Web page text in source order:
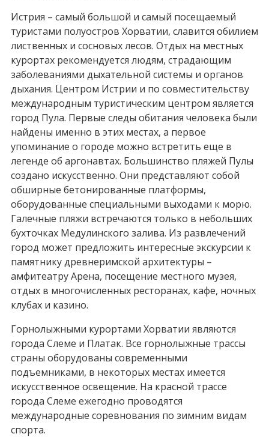
Истрия – самый большой и самый посещаемый
туристами полуостров Хорватии, славится обилием
лиственных и сосновых лесов. Отдых на местных
курортах рекомендуется людям, страдающим
заболеваниями дыхательной системы и органов
дыхания. Центром Истрии и по совместительству
международным туристическим центром является
город Пула. Первые следы обитания человека были
найдены именно в этих местах, а первое
упоминание о городе можно встретить еще в
легенде об аргонавтах. Большинство пляжей Пулы
создано искусственно. Они представляют собой
обширные бетонированные платформы,
оборудованные специальными выходами к морю.
Галечные пляжи встречаются только в небольших
бухточках Медулинского залива. Из развлечений
город может предложить интересные экскурсии к
памятнику древнеримской архитектуры –
амфитеатру Арена, посещение местного музея,
отдых в многочисленных ресторанах, кафе, ночных
клубах и казино.
Горнолыжными курортами Хорватии являются
города Слеме и Платак. Все горнолыжные трассы
страны оборудованы современными
подъемниками, в некоторых местах имеется
искусственное освещение. На красной трассе
города Слеме ежегодно проводятся
международные соревнования по зимним видам
спорта.